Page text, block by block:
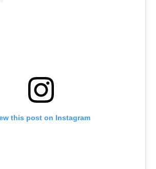
this post on Instagram